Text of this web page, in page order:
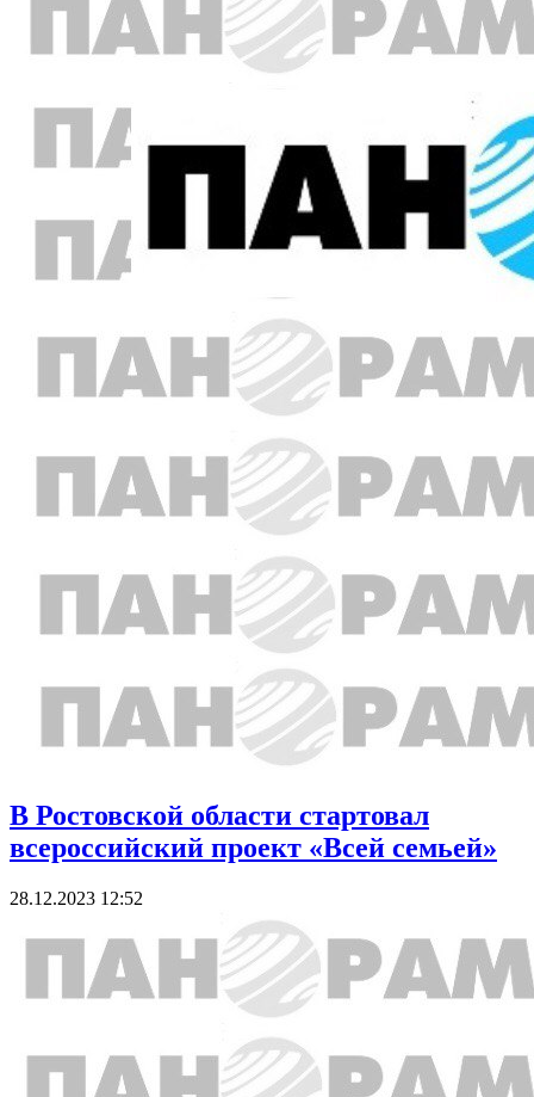
В Ростовской области стартовал
всероссийский проект «Всей семьей»
28.12.2023 12:52